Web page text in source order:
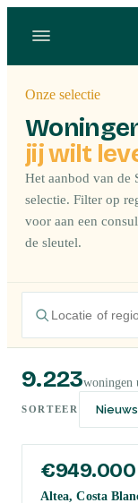
Onze selectie
jij wilt
Het aanbod van de
selectie. Filter op
voor aan een
de sleutel.
9.223woningen
SORTEER
€949.000
Altea, Costa